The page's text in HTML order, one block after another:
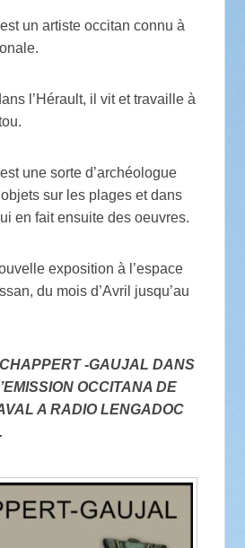
un artiste occitan connu à
l’Hérault, il vit et travaille à
une sorte d’archéologue
sur les plages et dans
en fait ensuite des oeuvres.
exposition à l’espace
du mois d’Avril jusqu’au
-GAUJAL DANS
OCCITANA DE
A RADIO LENGADOC